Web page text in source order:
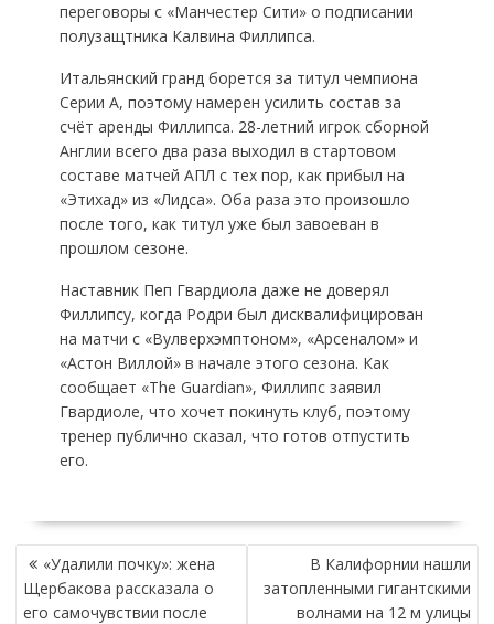
переговоры с «Манчестер Сити» о подписании
полузащтника Калвина Филлипса.
Итальянский гранд борется за титул чемпиона
Серии А, поэтому намерен усилить состав за
счёт аренды Филлипса. 28-летний игрок сборной
Англии всего два раза выходил в стартовом
составе матчей АПЛ с тех пор, как прибыл на
«Этихад» из «Лидса». Оба раза это произошло
после того, как титул уже был завоеван в
прошлом сезоне.
Наставник Пеп Гвардиола даже не доверял
Филлипсу, когда Родри был дисквалифицирован
на матчи с «Вулверхэмптоном», «Арсеналом» и
«Астон Виллой» в начале этого сезона. Как
сообщает «The Guardian», Филлипс заявил
Гвардиоле, что хочет покинуть клуб, поэтому
тренер публично сказал, что готов отпустить
его.
НАВИГАЦИЯ
ПО
ЗАПИСЯМ
«Удалили почку»: жена
Щербакова рассказала о
его самочувствии после
В Калифорнии нашли
затопленными гигантскими
волнами на 12 м улицы